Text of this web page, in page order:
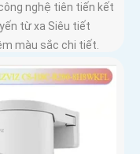
nghệ tiên tiến kết
từ xa Siêu tiết
màu sắc chi tiết.
dụng mạng điện